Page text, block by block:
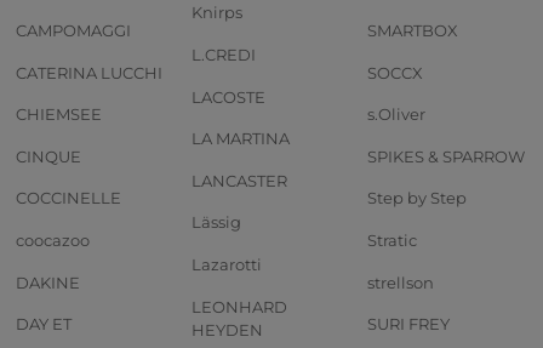
CAMPOMAGGI
CATERINA LUCCHI
CHIEMSEE
CINQUE
COCCINELLE
coocazoo
DAKINE
DAY ET
Knirps
L.CREDI
LACOSTE
LA MARTINA
LANCASTER
Lässig
Lazarotti
LEONHARD
HEYDEN
SMARTBOX
SOCCX
s.Oliver
SPIKES & SPARROW
Step by Step
Stratic
strellson
SURI FREY